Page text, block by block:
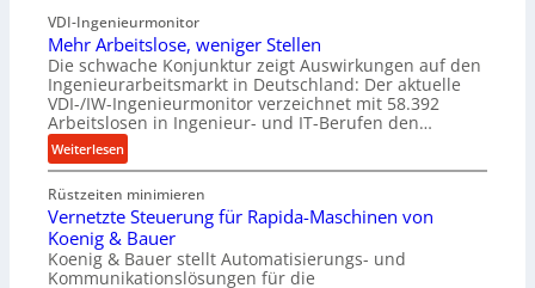
g
s
p
r
o
j
e
b
r
i
l
A
b
o
u
t
A
o
m
a
VDI-Ingenieurmonitor
Mehr Arbeitslose, weniger Stellen
Die schwache Konjunktur zeigt Auswirkungen auf den
Ingenieurarbeitsmarkt in Deutschland: Der aktuelle
VDI-/IW-Ingenieurmonitor verzeichnet mit 58.392
Arbeitslosen in Ingenieur- und IT-Berufen den…
Weiterlesen:
M
e
h
A
r
Rüstzeiten minimieren
Vernetzte Steuerung für Rapida-Maschinen von
Koenig & Bauer
Koenig & Bauer stellt Automatisierungs- und
Kommunikationslösungen für die